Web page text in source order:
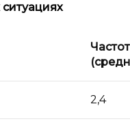
2,4